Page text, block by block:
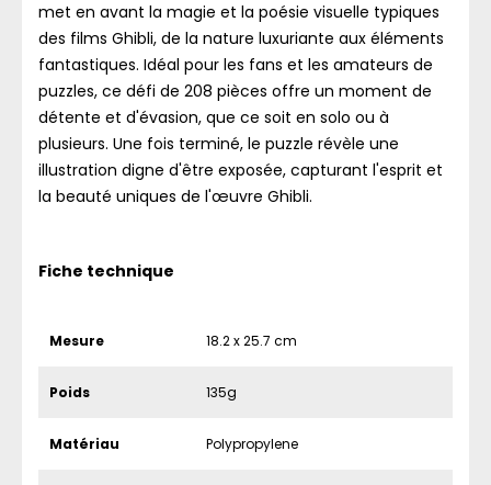
met en avant la magie et la poésie visuelle typiques
des films Ghibli, de la nature luxuriante aux éléments
fantastiques. Idéal pour les fans et les amateurs de
puzzles, ce défi de 208 pièces offre un moment de
détente et d'évasion, que ce soit en solo ou à
plusieurs. Une fois terminé, le puzzle révèle une
illustration digne d'être exposée, capturant l'esprit et
la beauté uniques de l'œuvre Ghibli.
Fiche technique
Mesure 18.2 x 25.7 cm
Poids 135g
Matériau Polypropylene